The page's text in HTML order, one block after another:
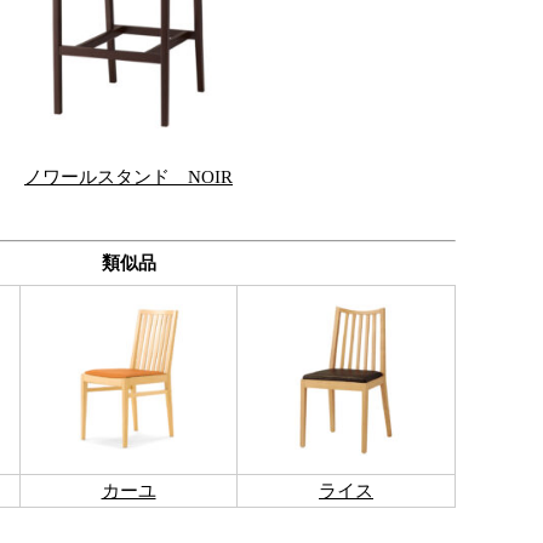
ノワールスタンド NOIR
類似品
カーユ ライス